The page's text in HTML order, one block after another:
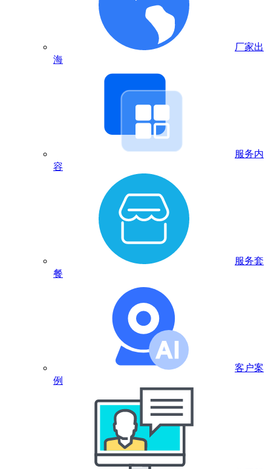
厂家出
海
服务内
容
服务套
餐
客户案
例